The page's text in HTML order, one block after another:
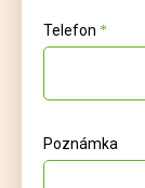
Telefon
Poznámka